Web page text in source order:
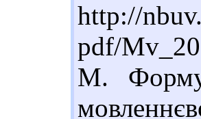
http://
pdf/
М.